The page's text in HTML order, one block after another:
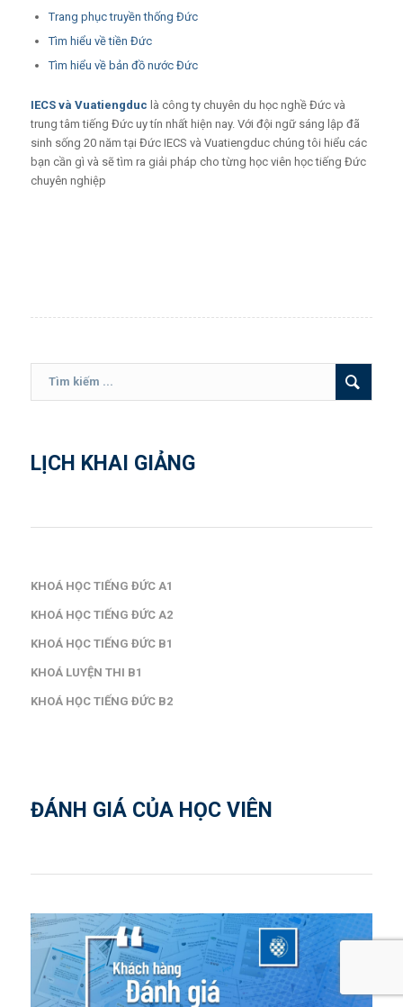
Trang phục truyền thống Đức
Tìm hiểu về tiền Đức
Tìm hiểu về bản đồ nước Đức
IECSvà Vuatiengduc là công ty chuyên du học nghề Đức và
trung tâm tiếng Đức uy tín nhất hiện nay. Với đội ngữ sáng lập đã
sinh sống 20 năm tại Đức IECS và Vuatiengduc chúng tôi hiểu các
bạn cần gì và sẽ tìm ra giải pháp cho từng học viên học tiếng Đức
chuyên nghiệp
LỊCH KHAI GIẢNG
KHOÁ HỌC TIẾNG ĐỨC A1
KHOÁ HỌC TIẾNG ĐỨC A2
KHOÁ HỌC TIẾNG ĐỨC B1
KHOÁ LUYỆN THI B1
KHOÁ HỌC TIẾNG ĐỨC B2
ĐÁNH GIÁ CỦA HỌC VIÊN